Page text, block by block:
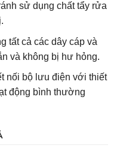
sử dụng chất tẩy rửa
tất cả các dây cáp và
và không bị hư hỏng.
nối bộ lưu điện với thiết
động bình thường